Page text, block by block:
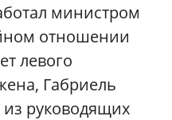
министром
отношении
левого
Габриель
руководящих